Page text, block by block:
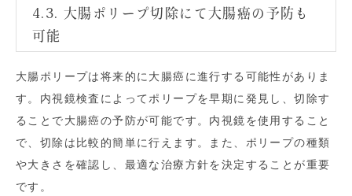
4.3. 大腸ポリープ切除にて大腸癌の予防も
可能
大腸ポリープは将来的に大腸癌に進行する可能性がありま
す。内視鏡検査によってポリープを早期に発見し、切除す
ることで大腸癌の予防が可能です。内視鏡を使用すること
で、切除は比較的簡単に行えます。また、ポリープの種類
や大きさを確認し、最適な治療方針を決定することが重要
です。